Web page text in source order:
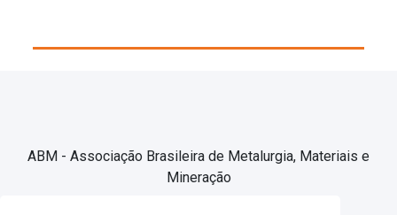
ABM - Associação Brasileira de Metalurgia, Materiais e
Mineração